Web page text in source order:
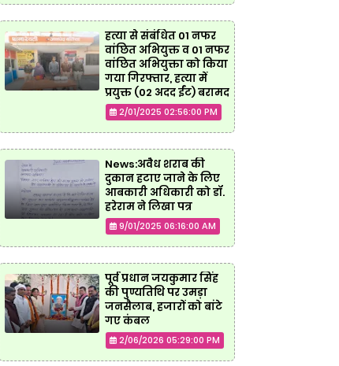
हत्या से संबंधित 01 नफर
वांछित अभियुक्त व 01 नफर
वांछित अभियुक्ता को किया
गया गिरफ्तार, हत्या में
प्रयुक्त (02 अदद ईंट) बरामद
2/01/2025 02:56:00 PM
News:अवैध शराब की
दुकान हटाए जाने के लिए
आबकारी अधिकारी को डॉ.
हरेराम ने लिखा पत्र
9/01/2025 06:16:00 AM
पूर्व प्रधान जयकुमार सिंह
की पुण्यतिथि पर उमड़ा
जनसैलाब, हजारों को बांटे
गए कंबल
2/06/2026 05:29:00 PM